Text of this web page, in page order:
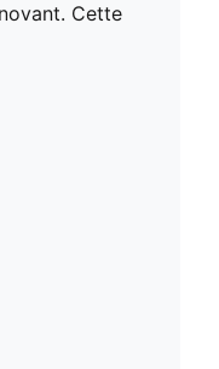
Cette